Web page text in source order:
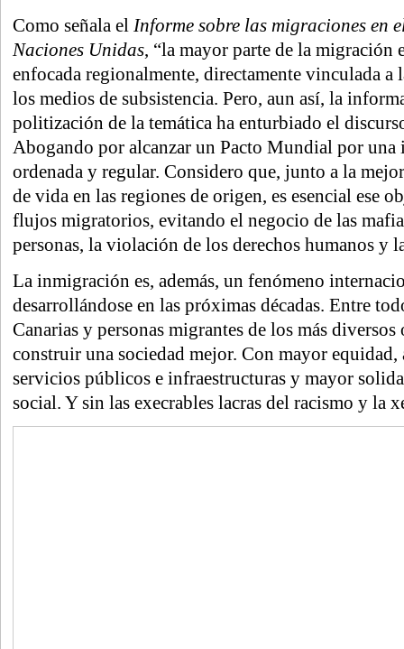
Como señala el Informe sobre las migraciones en
Naciones Unidas, “la mayor parte de la migración
enfocada regionalmente, directamente vinculada a
los medios de subsistencia. Pero, aun así, la
politización de la temática ha enturbiado el
Abogando por alcanzar un Pacto Mundial por una
ordenada y regular. Considero que, junto a la
de vida en las regiones de origen, es esencial ese
flujos migratorios, evitando el negocio de las
personas, la violación de los derechos humanos y
La inmigración es, además, un fenómeno
desarrollándose en las próximas décadas. Entre
Canarias y personas migrantes de los más diversos
construir una sociedad mejor. Con mayor equidad,
servicios públicos e infraestructuras y mayor
social. Y sin las execrables lacras del racismo y la